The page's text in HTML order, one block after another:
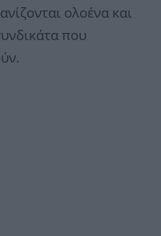
ολοένα και
που